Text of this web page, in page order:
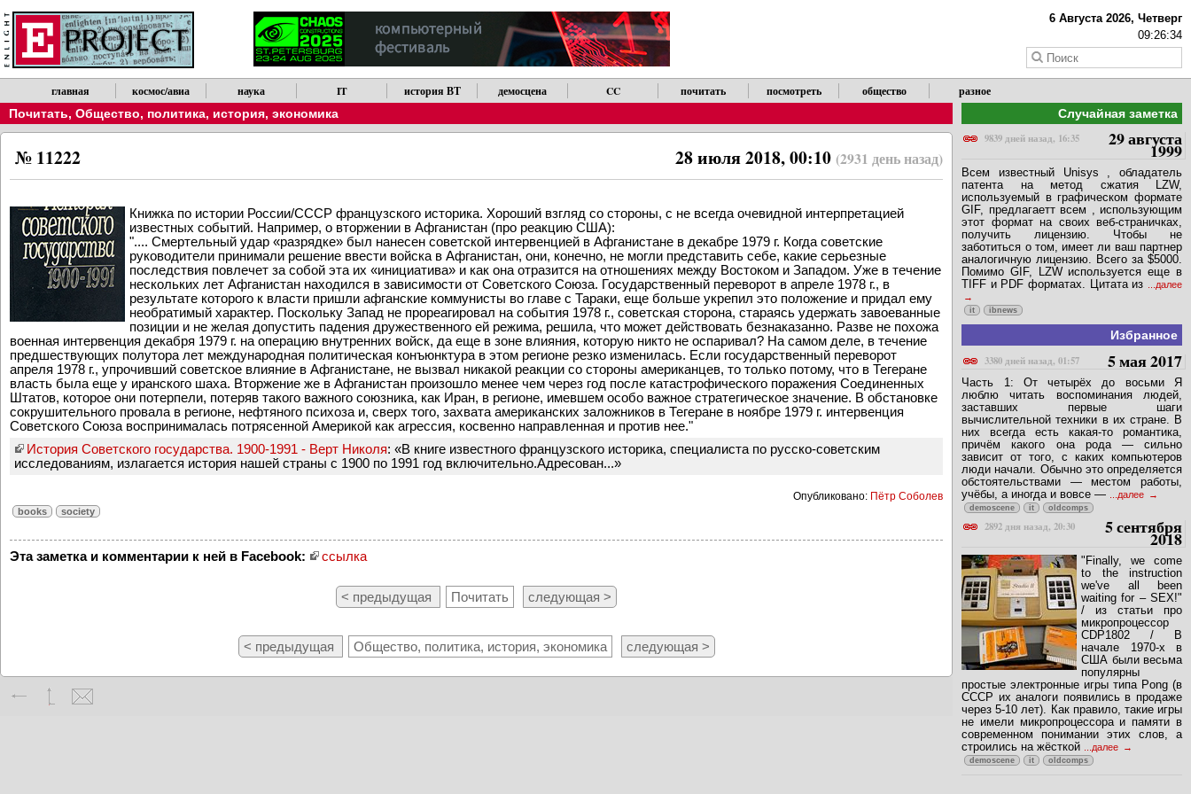
6 Августа 2026, Четверг
09:26:34
главная космос/авиа наука IT история ВТ демосцена CC почитать посмотреть общество разное
Почитать, Общество, политика, история, экономика
28 июля 2018, 00:10 (2931 день назад)
№ 11222
Книжка по истории России/СССР французского историка. Хороший взгляд со стороны, с не всегда очевидной интерпретацией
известных событий. Например, о вторжении в Афганистан (про реакцию США):
".... Смертельный удар «разрядке» был нанесен советской интервенцией в Афганистане в декабре 1979 г. Когда советские
руководители принимали решение ввести войска в Афганистан, они, конечно, не могли представить себе, какие серьезные
последствия повлечет за собой эта их «инициатива» и как она отразится на отношениях между Востоком и Западом. Уже в течение
нескольких лет Афганистан находился в зависимости от Советского Союза. Государственный переворот в апреле 1978 г., в
результате которого к власти пришли афганские коммунисты во главе с Тараки, еще больше укрепил это положение и придал ему
необратимый характер. Поскольку Запад не прореагировал на события 1978 г., советская сторона, стараясь удержать завоеванные
позиции и не желая допустить падения дружественного ей режима, решила, что может действовать безнаказанно. Разве не похожа
военная интервенция декабря 1979 г. на операцию внутренних войск, да еще в зоне влияния, которую никто не оспаривал? На самом деле, в течение
предшествующих полутора лет международная политическая конъюнктура в этом регионе резко изменилась. Если государственный переворот
апреля 1978 г., упрочивший советское влияние в Афганистане, не вызвал никакой реакции со стороны американцев, то только потому, что в Тегеране
власть была еще у иранского шаха. Вторжение же в Афганистан произошло менее чем через год после катастрофического поражения Соединенных
Штатов, которое они потерпели, потеряв такого важного союзника, как Иран, в регионе, имевшем особо важное стратегическое значение. В обстановке
сокрушительного провала в регионе, нефтяного психоза и, сверх того, захвата американских заложников в Тегеране в ноябре 1979 г. интервенция
Советского Союза воспринималась потрясенной Америкой как агрессия, косвенно направленная и против нее."
История Советского государства. 1900-1991 - Верт Николя: «В книге известного французского историка, специалиста по русско-советским
исследованиям, излагается история нашей страны с 1900 по 1991 год включительно.Адресован...»
Опубликовано: Пётр Соболев
books society
Эта заметка и комментарии к ней в Facebook: ссылка
< предыдущая Почитать следующая >
< предыдущая Общество, политика, история, экономика следующая >
Случайная заметка
9839 дней назад, 16:35
29 августа
1999
Всем известный Unisys , обладатель
патента на метод сжатия LZW,
используемый в графическом формате
GIF, предлагаетт всем , использующим
этот формат на своих веб-страничках,
получить лицензию. Чтобы не
заботиться о том, имеет ли ваш партнер
аналогичную лицензию. Всего за $5000.
Помимо GIF, LZW используется еще в
TIFF и PDF форматах. Цитата из ...далее
it ibnews
Избранное
3380 дней назад, 01:57
5 мая 2017
Часть 1: От четырёх до восьми Я
люблю читать воспоминания людей,
заставших первые шаги
вычислительной техники в их стране. В
них всегда есть какая-то романтика,
причём какого она рода — сильно
зависит от того, с каких компьютеров
люди начали. Обычно это определяется
обстоятельствами — местом работы,
учёбы, а иногда и вовсе —
...далее
demoscene it oldcomps
2892 дня назад, 20:30 5 сентября
2018
"Finally, we come
to the instruction
we've all been
waiting for – SEX!"
/ из статьи про
микропроцессор
CDP1802 / В
начале 1970-х в
США были весьма
популярны
простые электронные игры типа Pong (в
СССР их аналоги появились в продаже
через 5-10 лет). Как правило, такие игры
не имели микропроцессора и памяти в
современном понимании этих слов, а
строились на жёсткой
...далее
demoscene it oldcomps